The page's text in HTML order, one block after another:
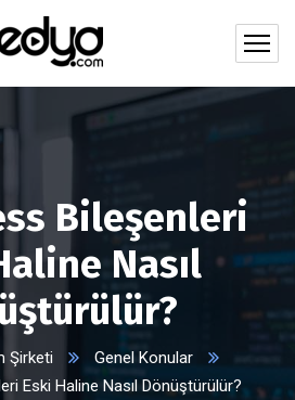
Bileşenleri
Nasıl
Şirketi
Genel Konular
Eski Haline Nasıl Dönüştürülür?